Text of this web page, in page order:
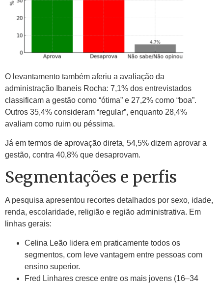
O levantamento também aferiu a avaliação da
administração Ibaneis Rocha: 7,1% dos entrevistados
classificam a gestão como “ótima” e 27,2% como “boa”.
Outros 35,4% consideram “regular”, enquanto 28,4%
avaliam como ruim ou péssima.
Já em termos de aprovação direta, 54,5% dizem aprovar a
gestão, contra 40,8% que desaprovam.
Segmentações e perfis
A pesquisa apresentou recortes detalhados por sexo, idade,
renda, escolaridade, religião e região administrativa. Em
linhas gerais:
Celina Leão lidera em praticamente todos os
segmentos, com leve vantagem entre pessoas com
ensino superior.
Fred Linhares cresce entre os mais jovens (16–34